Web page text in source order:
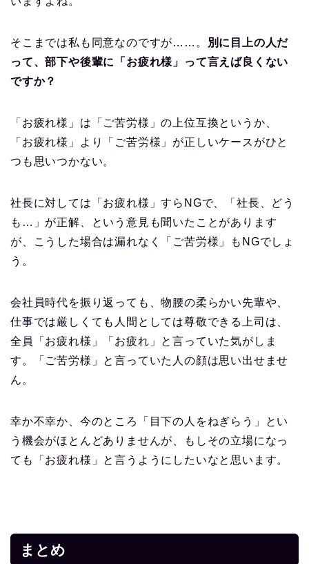
そこまでは私も同意なのですが……。 別に目上の人だ
って、部下や後輩に「お疲れ様」って言えば良くない
ですか？
「お疲れ様」は「ご苦労様」の上位互換というか、
「お疲れ様」より「ご苦労様」が正しいケースがひと
つも思いつかない。
社長に対しては「お疲れ様」すらNGで、「社長、どう
も…」が正解、という意見も聞いたことがあります
が、こうした場合は漏れなく「ご苦労様」もNGでしょ
う。
会社員時代を振り返っても、物腰の柔らかい先輩や、
仕事では厳しくても人間としては尊敬できる上司は、
全員「お疲れ様」「お疲れ」と言っていた気がしま
す。「ご苦労様」と言っていた人の顔は思い出せませ
ん。
幸か不幸か、今のところ「目下の人をねぎらう」とい
う機会がほとんどありませんが、もしその立場になっ
ても「お疲れ様」と言うようにしたいなと思います。
まとめ